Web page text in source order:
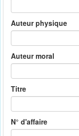
Auteur physique
Auteur moral
Titre
N° d'affaire